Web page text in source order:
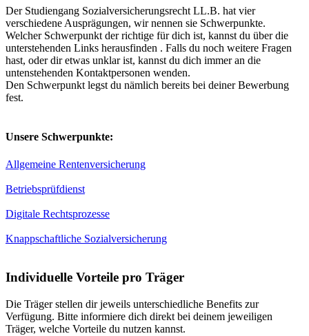
Der Studiengang Sozialversicherungsrecht LL.B. hat vier
verschiedene Ausprägungen, wir nennen sie Schwerpunkte.
Welcher Schwerpunkt der richtige für dich ist, kannst du über die
unterstehenden Links herausfinden . Falls du noch weitere Fragen
hast, oder dir etwas unklar ist, kannst du dich immer an die
untenstehenden Kontaktpersonen wenden.
Den Schwerpunkt legst du nämlich bereits bei deiner Bewerbung
fest.
Unsere Schwerpunkte:
Allgemeine Rentenversicherung
Betriebsprüfdienst
Digitale Rechtsprozesse
Knappschaftliche Sozialversicherung
Individuelle Vorteile pro Träger
Die Träger stellen dir jeweils unterschiedliche Benefits zur
Verfügung. Bitte informiere dich direkt bei deinem jeweiligen
Träger, welche Vorteile du nutzen kannst.